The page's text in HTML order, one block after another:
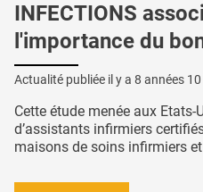
INFECTIONS
l'importance du
Actualité publiée il y a 8 années
Cette étude menée aux
d’assistants infirmiers
maisons de soins infirmiers